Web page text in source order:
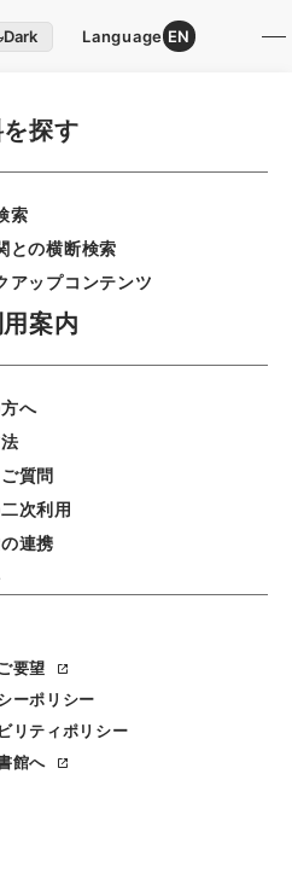
Dark Language EN
探す
索
との横断検索
アップコンテンツ
案内
へ
質問
次利用
連携
要望
ーポリシー
リティポリシー
館へ
国立公文書館HP利用案内
選択した資料を利用請求
表示スタイル
者